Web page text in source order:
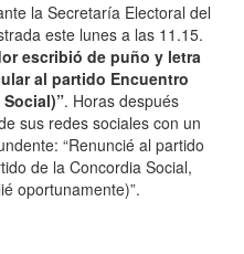
la Secretaría Electoral del
este lunes a las 11.15.
escribió de puño y letra
al partido Encuentro
. Horas después
sus redes sociales con un
“Renuncié al partido
de la Concordia Social,
oportunamente)”.